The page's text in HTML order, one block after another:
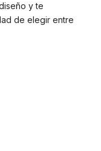
y te
de elegir entre